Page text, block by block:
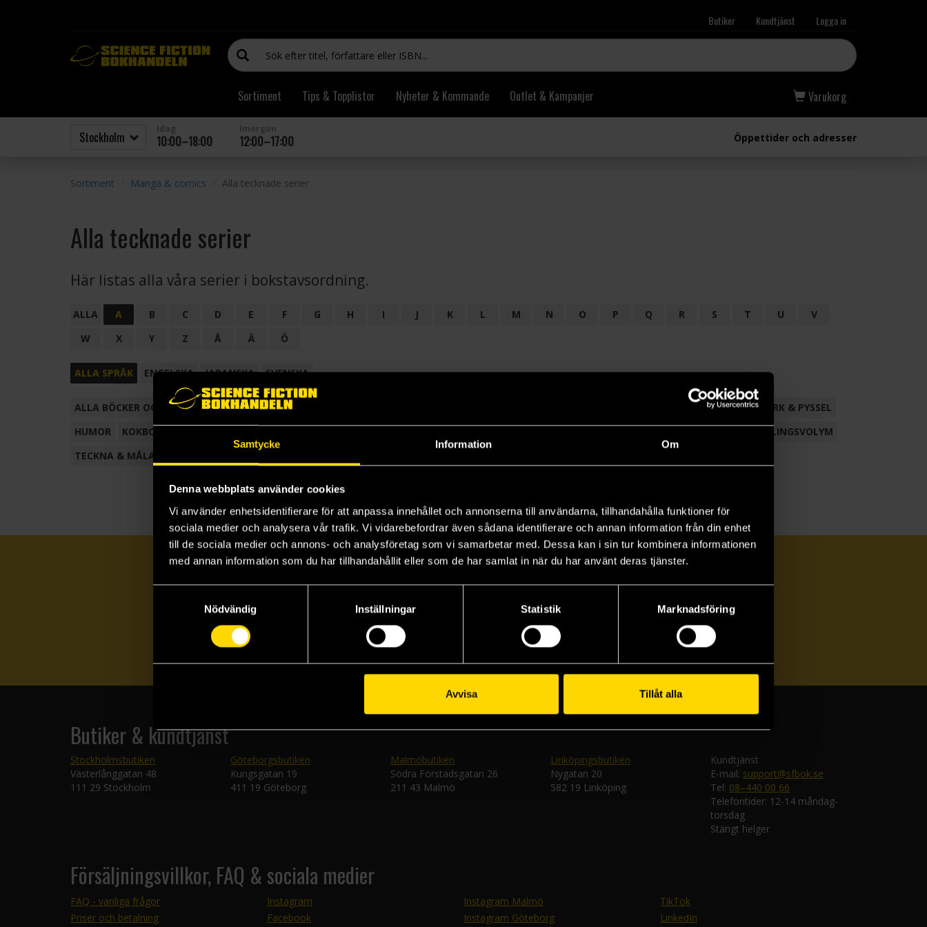
Samtycke Information Om
Denna webbplats använder cookies
Vi använder enhetsidentifierare för att anpassa innehållet och annonserna till användarna, tillhandahålla funktioner för
sociala medier och analysera vår trafik. Vi vidarebefordrar även sådana identifierare och annan information från din enhet
till de sociala medier och annons- och analysföretag som vi samarbetar med. Dessa kan i sin tur kombinera informationen
med annan information som du har tillhandahållit eller som de har samlat in när du har använt deras tjänster.
Nödvändig
Inställningar Statistik Marknadsföring
Avvisa Tillåt alla
Butiker Kundtjänst Logga in
Sortiment Tips & Topplistor Nyheter & Kommande Outlet & Kampanjer Varukorg
10:00–18:00 12:00–17:00 Öppettider och adresser
Sortiment Manga & comics Alla tecknade serier
Alla tecknade serier
Här listas alla våra serier i bokstavsordning.
ALLA A B C D E F G H I J K L M N O P Q R S T U
V
W
X Y Z Å Ä Ö
ALLA SPRÅK ENGELSKA JAPANSKA SVENSKA
ALLA BÖCKER OCH TECKNADE SERIER ANTOLOGI FACKLITTERATUR
HANTVERK & PYSSEL
HUMOR
KOKBOK
SAMLINGSVOLYM
TECKNA & MÅLA
Prenumerera på vårt nyhetsbrev
Butiker & kundtjänst
Stockholmsbutiken
Västerlånggatan 48
111 29 Stockholm
Göteborgsbutiken
Kungsgatan 19
411 19 Göteborg
Malmöbutiken
Södra Förstadsgatan 26
211 43 Malmö
Linköpingsbutiken
Nygatan 20
582 19 Linköping
Kundtjänst
E-mail: support@sfbok.se
Tel: 08–440 00 66
Telefontider: 12-14 måndag-
torsdag
Stängt helger
Försäljningsvillkor, FAQ & sociala medier
FAQ - vanliga frågor
Priser och betalning
Instagram
Facebook
Instagram Malmö
Instagram Göteborg
TikTok
LinkedIn